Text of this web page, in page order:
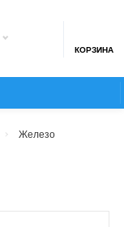
КОРЗИНА
Железо